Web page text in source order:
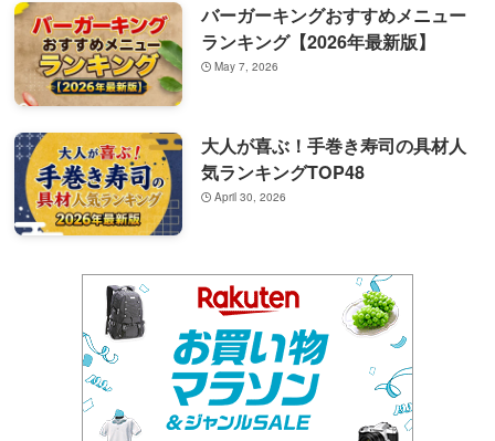
バーガーキングおすすめメニュー
ランキング【2026年最新版】
May 7, 2026
大人が喜ぶ！手巻き寿司の具材人
気ランキングTOP48
April 30, 2026